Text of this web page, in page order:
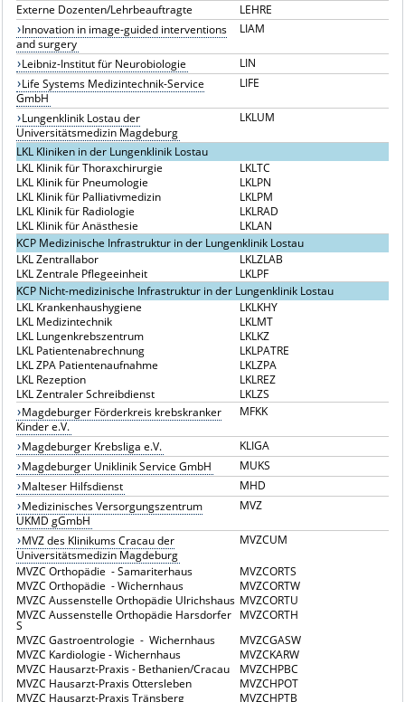
Externe Dozenten/Lehrbeauftragte
LEHRE
Innovation in image-guided interventions
and surgery
LIAM
Leibniz-Institut für Neurobiologie
LIN
Life Systems Medizintechnik-Service
GmbH
LIFE
Lungenklinik Lostau der
Universitätsmedizin Magdeburg
LKLUM
LKL Kliniken in der Lungenklinik Lostau
LKL Klinik für Thoraxchirurgie
LKLTC
LKL Klinik für Pneumologie
LKLPN
LKL Klinik für Palliativmedizin
LKLPM
LKL Klinik für Radiologie
LKLRAD
LKL Klinik für Anästhesie
LKLAN
KCP Medizinische Infrastruktur in der Lungenklinik Lostau
LKL Zentrallabor
LKLZLAB
LKL Zentrale Pflegeeinheit
LKLPF
KCP Nicht-medizinische Infrastruktur in der Lungenklinik Lostau
LKL Krankenhaushygiene
LKLKHY
LKL Medizintechnik
LKLMT
LKL Lungenkrebszentrum
LKLKZ
LKL Patientenabrechnung
LKLPATRE
LKL ZPA Patientenaufnahme
LKLZPA
LKL Rezeption
LKLREZ
LKL Zentraler Schreibdienst
LKLZS
Magdeburger Förderkreis krebskranker
Kinder e.V.
MFKK
Magdeburger Krebsliga e.V.
KLIGA
Magdeburger Uniklinik Service GmbH
MUKS
Malteser Hilfsdienst
MHD
Medizinisches Versorgungszentrum
UKMD gGmbH
MVZ
MVZ des Klinikums Cracau der
Universitätsmedizin Magdeburg
MVZCUM
MVZC Orthopädie - Samariterhaus
MVZCORTS
MVZC Orthopädie - Wichernhaus
MVZCORTW
MVZC Aussenstelle Orthopädie Ulrichshaus MVZCORTU
MVZC Aussenstelle Orthopädie Harsdorfer
S
MVZCORTH
MVZC Gastroentrologie - Wichernhaus
MVZCGASW
MVZC Kardiologie - Wichernhaus
MVZCKARW
MVZC Hausarzt-Praxis - Bethanien/Cracau
MVZCHPBC
MVZC Hausarzt-Praxis Ottersleben
MVZCHPOT
MVZC Hausarzt-Praxis Tränsberg
MVZCHPTB